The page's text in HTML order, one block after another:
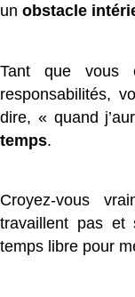
un obstacle
Tant que vous
responsabilités,
dire, « quand
temps.
Croyez-vous
travaillent pas et
temps libre pour